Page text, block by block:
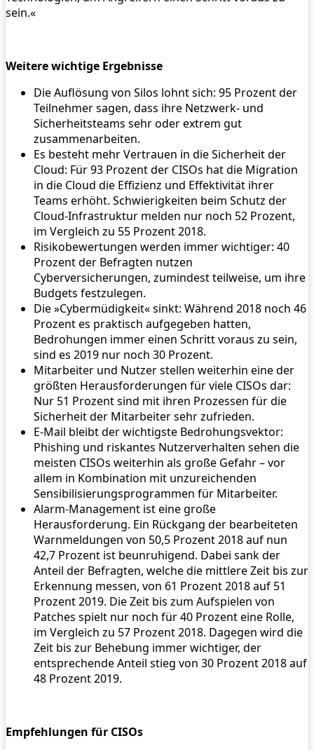
sein.«
Weitere wichtige Ergebnisse
Die Auflösung von Silos lohnt sich: 95 Prozent der
Teilnehmer sagen, dass ihre Netzwerk- und
Sicherheitsteams sehr oder extrem gut
zusammenarbeiten.
Es besteht mehr Vertrauen in die Sicherheit der
Cloud: Für 93 Prozent der CISOs hat die Migration
in die Cloud die Effizienz und Effektivität ihrer
Teams erhöht. Schwierigkeiten beim Schutz der
Cloud-Infrastruktur melden nur noch 52 Prozent,
im Vergleich zu 55 Prozent 2018.
Risikobewertungen werden immer wichtiger: 40
Prozent der Befragten nutzen
Cyberversicherungen, zumindest teilweise, um ihre
Budgets festzulegen.
Die »Cybermüdigkeit« sinkt: Während 2018 noch 46
Prozent es praktisch aufgegeben hatten,
Bedrohungen immer einen Schritt voraus zu sein,
sind es 2019 nur noch 30 Prozent.
Mitarbeiter und Nutzer stellen weiterhin eine der
größten Herausforderungen für viele CISOs dar:
Nur 51 Prozent sind mit ihren Prozessen für die
Sicherheit der Mitarbeiter sehr zufrieden.
E-Mail bleibt der wichtigste Bedrohungsvektor:
Phishing und riskantes Nutzerverhalten sehen die
meisten CISOs weiterhin als große Gefahr – vor
allem in Kombination mit unzureichenden
Sensibilisierungsprogrammen für Mitarbeiter.
Alarm-Management ist eine große
Herausforderung. Ein Rückgang der bearbeiteten
Warnmeldungen von 50,5 Prozent 2018 auf nun
42,7 Prozent ist beunruhigend. Dabei sank der
Anteil der Befragten, welche die mittlere Zeit bis zur
Erkennung messen, von 61 Prozent 2018 auf 51
Prozent 2019. Die Zeit bis zum Aufspielen von
Patches spielt nur noch für 40 Prozent eine Rolle,
im Vergleich zu 57 Prozent 2018. Dagegen wird die
Zeit bis zur Behebung immer wichtiger, der
entsprechende Anteil stieg von 30 Prozent 2018 auf
48 Prozent 2019.
Empfehlungen für CISOs